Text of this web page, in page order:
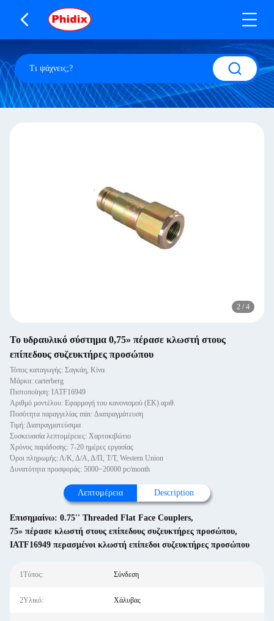
2 / 4
Το υδραυλικό σύστημα 0,75» πέρασε κλωστή στους
επίπεδους συζευκτήρες προσώπου
Τόπος καταγωγής: Σαγκάη, Κίνα
Μάρκα: carterberg
Πιστοποίηση: IATF16949
Αριθμό μοντέλου: Εφαρμογή του κανονισμού (ΕΚ) αριθ.
Ποσότητα παραγγελίας min: Διαπραγμάτευση
Τιμή: Διαπραγματεύσιμα
Συσκευασία λεπτομέρειες: Χαρτοκιβώτιο
Χρόνος παράδοσης: 7-20 ημέρες εργασίας
Όροι πληρωμής: Λ/Κ, Δ/Α, Δ/Π, Τ/Τ, Western Union
Δυνατότητα προσφοράς: 5000~20000 pc/month
Λεπτομέρεια Description
Επισημαίνω: 0.75'' Threaded Flat Face Couplers,
75» πέρασε κλωστή στους επίπεδους συζευκτήρες προσώπου,
IATF16949 περασμένοι κλωστή επίπεδοι συζευκτήρες προσώπου
1Τύπος: Σύνδεση
2Υλικό: Χάλυβας